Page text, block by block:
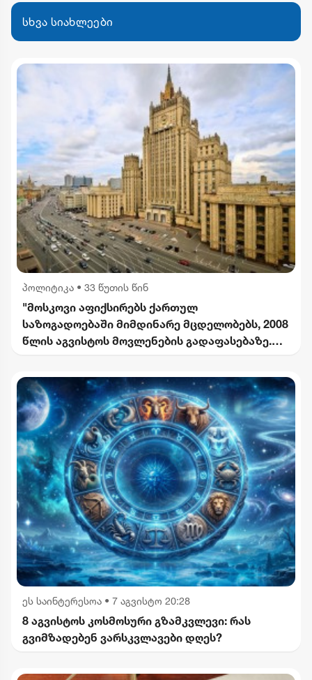
სხვა სიახლეები
პოლიტიკა • 33 წუთის წინ
"მოსკოვი აფიქსირებს ქართულ
საზოგადოებაში მიმდინარე მცდელობებს, 2008
წლის აგვისტოს მოვლენების გადაფასებაზე.
განცხადებებს შერიგების აუცილებლობაზე" -
რუსეთის საგარეო უწყება
ეს საინტერესოა • 7 აგვისტო 20:28
8 აგვისტოს კოსმოსური გზამკვლევი: რას
გვიმზადებენ ვარსკვლავები დღეს?